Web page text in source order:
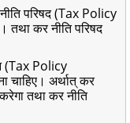
परिषद (Tax Policy
तथा कर नीति परिषद
(Tax Policy
चाहिए। अर्थात् कर
तथा कर नीति